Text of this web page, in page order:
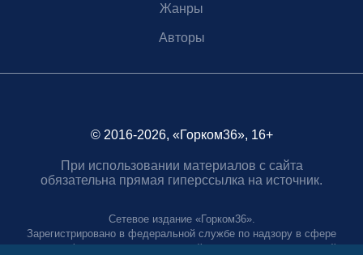
Жанры
Авторы
© 2016-2026, «Горком36», 16+
При использовании материалов с сайта
обязательна прямая гиперссылка на источник.
Сетевое издание «Горком36».
Зарегистрировано в федеральной службе по надзору в сфере
связи, информационных технологий и массовых коммуникаций.